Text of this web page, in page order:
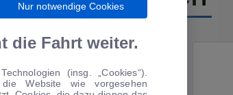
Nur notwendige Cookies
die Fahrt weiter.
(insg. „Cookies“).
Website wie vorgesehen